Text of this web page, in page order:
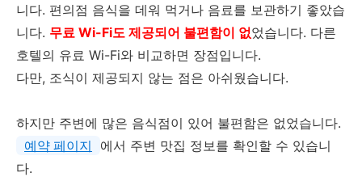
니다. 편의점 음식을 데워 먹거나 음료를 보관하기 좋았습
니다. 무료 Wi-Fi도 제공되어 불편함이 없었습니다. 다른
호텔의 유료 Wi-Fi와 비교하면 장점입니다.
다만, 조식이 제공되지 않는 점은 아쉬웠습니다.
하지만 주변에 많은 음식점이 있어 불편함은 없었습니다.
예약 페이지
에서 주변 맛집 정보를 확인할 수 있습니
다.